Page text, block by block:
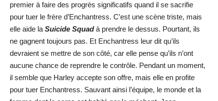
premier à faire des progrès significatifs quand il se sacrifie
pour tuer le frère d’Enchantress. C’est une scène triste, mais
elle aide la Suicide Squadà prendre le dessus. Pourtant, ils
ne gagnent toujours pas. Et Enchantress leur dit qu’ils
devraient se mettre de son côté, car elle pense qu’ils n’ont
aucune chance de reprendre le contrôle. Pendant un moment,
il semble que Harley accepte son offre, mais elle en profite
pour tuer Enchantress. Sauvant ainsi l’équipe, le monde et la